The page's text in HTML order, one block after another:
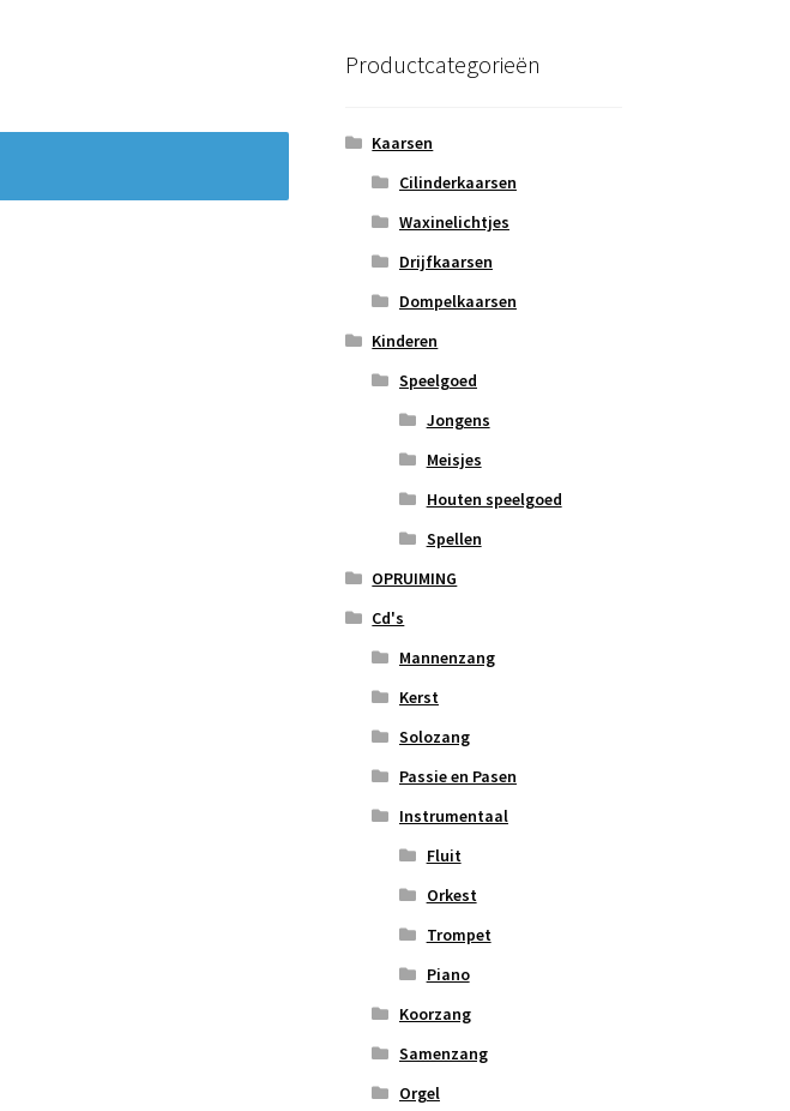
Productcategorieën
Kaarsen
Cilinderkaarsen
Waxinelichtjes
Drijfkaarsen
Dompelkaarsen
Kinderen
Speelgoed
Jongens
Meisjes
Houten speelgoed
Spellen
OPRUIMING
Cd's
Mannenzang
Kerst
Solozang
Passie en Pasen
Instrumentaal
Fluit
Orkest
Trompet
Piano
Koorzang
Samenzang
Orgel